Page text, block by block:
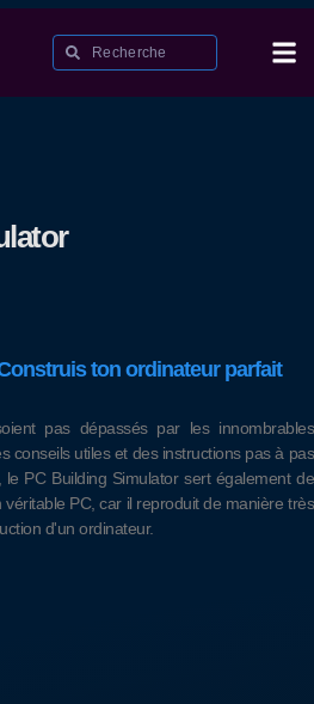
ton ordinateur parfait
pas dépassés par les innombrables
conseils utiles et des instructions pas à pas
PC Building Simulator sert également de
PC, car il reproduit de manière très
d'un ordinateur.